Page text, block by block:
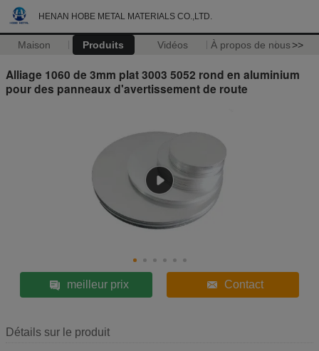
HENAN HOBE METAL MATERIALS CO.,LTD.
Maison Produits Vidéos À propos de nous>>
Alliage 1060 de 3mm plat 3003 5052 rond en aluminium
pour des panneaux d'avertissement de route
meilleur prix Contact
Détails sur le produit